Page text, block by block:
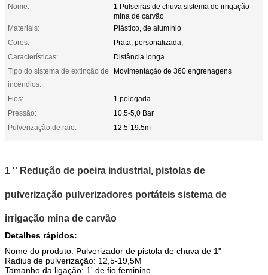
Nome:
1 Pulseiras de chuva sistema de irrigação
mina de carvão
Materiais:
Plástico, de alumínio
Cores:
Prata, personalizada,
Características:
Distância longa
Tipo do sistema de extinção de
incêndios:
Movimentação de 360 engrenagens
Fios:
1 polegada
Pressão:
10,5-5,0 Bar
Pulverização de raio:
12.5-19.5m
1 '' Redução de poeira industrial, pistolas de
pulverização pulverizadores portáteis sistema de
irrigação mina de carvão
Detalhes rápidos:
Nome do produto: Pulverizador de pistola de chuva de 1"
Radius de pulverização: 12,5-19,5M
Tamanho da ligação: 1' de fio feminino